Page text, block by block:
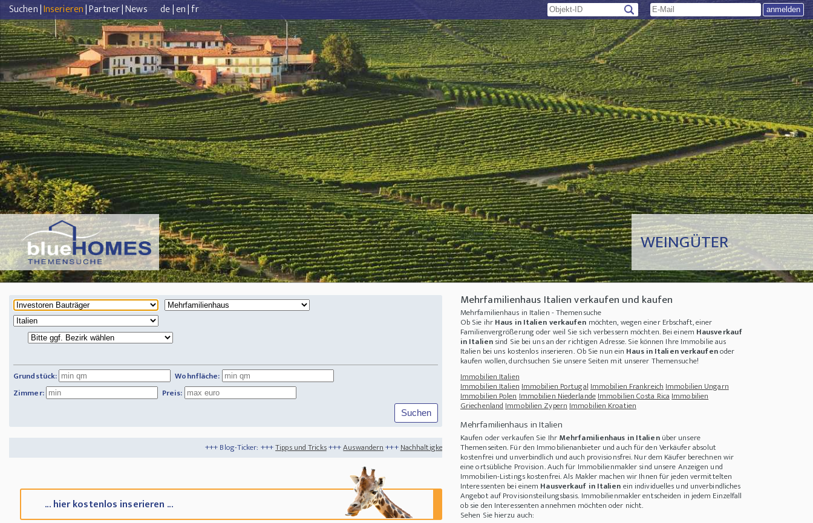
Suchen|Inserieren|Partner|News de|en|fr
WEINGÜTER
Grundstück:
Wohnfläche:
Zimmer:
Preis:
+++ Blog-Ticker: +++Tipps und Tricks+++Auswandern+++Nachhaltigkeit+++Schattenmanagement der Photovoltaikanlage kann Erträge drastisch steigern und so zur Nachhaltigkeit beitragen
... hier kostenlos inserieren ...
Mehrfamilienhaus Italien verkaufen und kaufen
Mehrfamilienhaus in Italien - Themensuche
Ob Sie ihrHaus in Italien verkaufen möchten, wegen einer Erbschaft, einer
Familienvergrößerung oder weil Sie sich verbessern möchten. Bei einem Hausverkauf
in Italiensind Sie bei uns an der richtigen Adresse. Sie können IhreImmobilie aus
Italien bei uns kostenlos inserieren. Ob Sie nun ein Haus in Italien verkaufenoder
kaufen wollen, durchsuchen Sie unsere Seiten mit unserer Themensuche!
Immobilien Italien
Immobilien ItalienImmobilien PortugalImmobilien FrankreichImmobilien Ungarn
Immobilien PolenImmobilien NiederlandeImmobilien Costa RicaImmobilien
GriechenlandImmobilien ZypernImmobilien Kroatien
Mehrfamilienhaus in Italien
Kaufen oder verkaufen Sie IhrMehrfamilienhaus in Italienüber unsere
Themenseiten. Für den Immobilienanbieter und auch für den Verkäufer absolut
kostenfrei und unverbindlich und auch provisionsfrei. Nur dem Käufer berechnen wir
eine ortsübliche Provision. Auch für Immobilienmakler sind unsere Anzeigen und
Immobilien-Listings kostenfrei. Als Makler machen wir Ihnen für jeden vermittelten
Interessenten bei einem Hausverkauf in Italienein individuelles und unverbindliches
Angebot auf Provisionsteilungsbasis. Immobilienmakler entscheiden in jedem Einzelfall
ob sie den Interessenten annehmen möchten oder nicht.
Sehen Sie hierzu auch: